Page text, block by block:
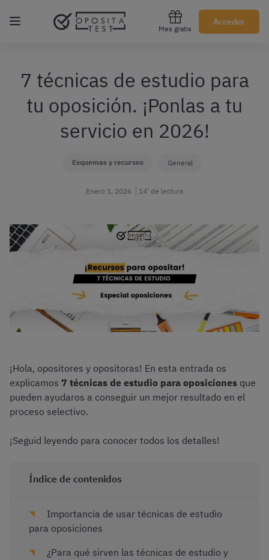
Mes gratis
Acceder
Regístrate gratis
7 técnicas de estudio para
tu oposición. ¡Ponlas a tu
servicio en 2026!
Esquemas y recursos General
Enero 1, 2026 14’ de lectura
¡Hola, opositores y opositoras! En esta entrada os
explicamos 7 técnicas de estudio para oposiciones que
pueden ayudaros a conseguir un mejor resultado en el
proceso selectivo.
¡Seguid leyendo para conocer todos los detalles!
Índice de contenidos
Importancia de usar técnicas de estudio
para oposiciones
¿Para qué sirven las técnicas de estudio y